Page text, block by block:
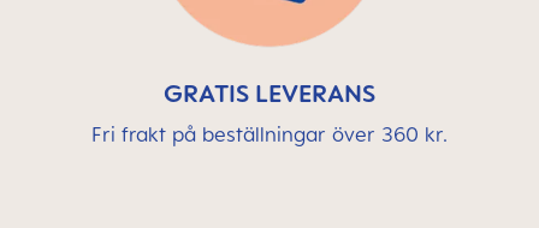
GRATIS LEVERANS
Fri frakt på beställningar över 360 kr.